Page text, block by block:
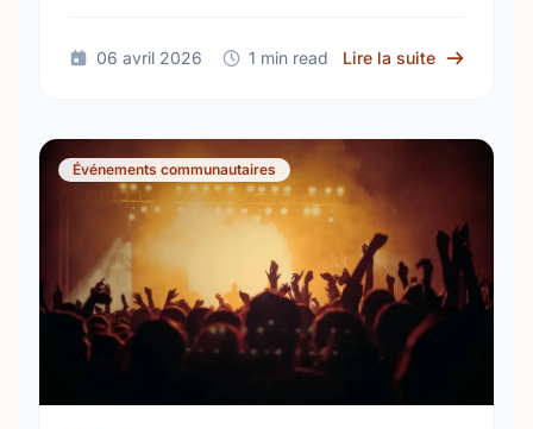
06 avril 2026 1 min read Lire la suite sur
Événements communautaires